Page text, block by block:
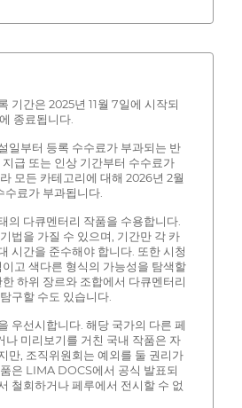
기간은 2025년 11월 7일에 시작되
종료됩니다.
일부터 등록 수수료가 부과되는 반
급 또는 인상 기간부터 수수료가
모든 카테고리에 대해 2026년 2월
료가 부과됩니다.
의 다큐멘터리 작품을 수용합니다.
법을 가질 수 있으며, 기간만 각 카
시간을 준수해야 합니다. 또한 시청
고 색다른 형식의 가능성을 탐색할
하위 장르와 조합에서 다큐멘터리
구할 수도 있습니다.
우선시합니다. 해당 국가의 다른 페
나 미리보기를 거친 국내 작품은 자
만, 조직위원회는 예외를 둘 권리가
은 LIMA DOCS에서 공식 발표되
철회하거나 페루에서 전시할 수 없